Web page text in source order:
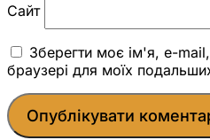
Сайт
Зберегти моє ім'я, e-
браузері для моїх